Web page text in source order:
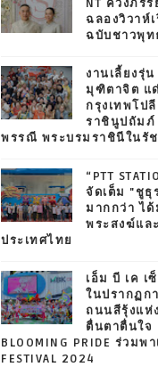
NT ควงภร
ฉลองวิวาห์
ฉบับชาวพุท
งานเลี้ยงรุ่
มุฑิตาจิต แ
กรุงเทพโป
ราชินูปถัมภ์
พรรณี พระบรมราชินีในรั
“PTT
จัดเต็ม "ชูธุ
มากกว่า ไ
พระสงฆ์แล
ประเทศไทย
เอ็ม บี เค เ
ในปรากฏก
ถนนสีรุ้งแห่
ตื่นตาตื่นใจ
BLOOMING PRIDE ร่วมพ
FESTIVAL 2024